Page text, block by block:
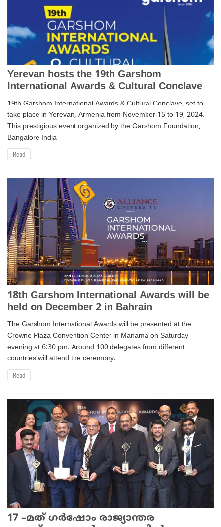
Yerevan hosts the 19th Garshom
International Awards & Cultural Conclave
19th Garshom International Awards & Cultural Conclave, set to
take place in Yerevan, Armenia from November 15 to 19, 2024.
This prestigious event organized by the Garshom Foundation,
Bangalore India
Read
18th Garshom International Awards will be
held on December 2 in Bahrain
The Garshom International Awards will be presented at the
Crowne Plaza Convention Center in Manama on Saturday
evening at 6:30 pm. Around 100 delegates from different
countries will attend the ceremony.
Read
17 –മത് ഗർഷോം രാജ്യാന്തര